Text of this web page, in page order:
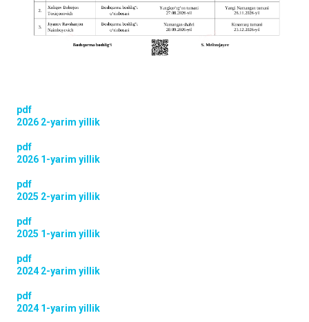
pdf
2026 2-yarim yillik
pdf
2026 1-yarim yillik
pdf
2025 2-yarim yillik
pdf
2025 1-yarim yillik
pdf
2024 2-yarim yillik
pdf
2024 1-yarim yillik